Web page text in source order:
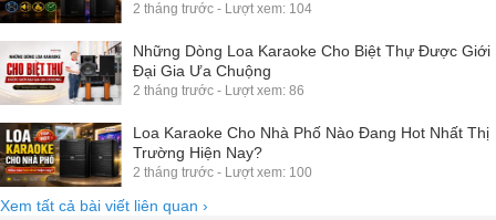
2 tháng trước - Lượt xem: 104
Những Dòng Loa Karaoke Cho Biệt Thự Được Giới
Đại Gia Ưa Chuộng
2 tháng trước - Lượt xem: 86
Loa Karaoke Cho Nhà Phố Nào Đang Hot Nhất Thị
Trường Hiện Nay?
2 tháng trước - Lượt xem: 100
Xem tất cả bài viết liên quan ›